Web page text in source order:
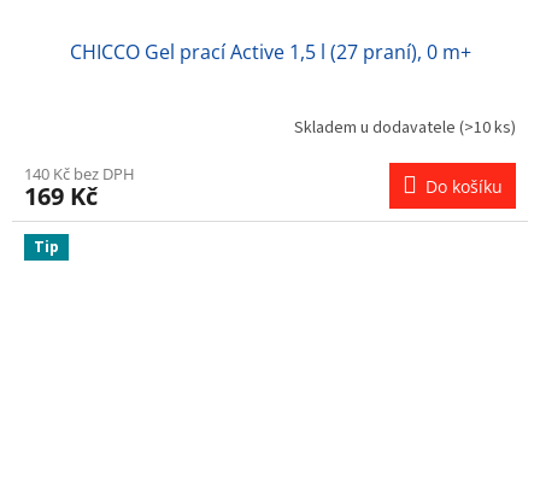
CHICCO Gel prací Active 1,5 l (27 praní), 0 m+
Skladem u dodavatele (>10 ks)
140 Kč bez DPH
169 Kč Do košíku
Tip